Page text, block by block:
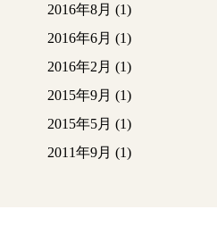
2016年8月 (1)
2016年6月 (1)
2016年2月 (1)
2015年9月 (1)
2015年5月 (1)
2011年9月 (1)